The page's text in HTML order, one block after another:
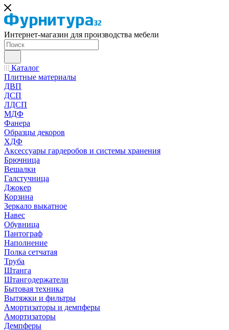
Интернет-магазин для производства мебели
Каталог
Плитные материалы
ДВП
ДСП
ЛДСП
МДФ
Фанера
Образцы декоров
ХДФ
Аксессуары гардеробов и системы хранения
Брючница
Вешалки
Галстучница
Джокер
Корзина
Зеркало выкатное
Навес
Обувница
Пантограф
Наполнение
Полка сетчатая
Труба
Штанга
Штангодержатели
Бытовая техника
Вытяжки и фильтры
Амортизаторы и демпферы
Амортизаторы
Демпферы